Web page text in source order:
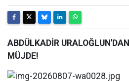
ABDÜLKADİR
MÜJDE!